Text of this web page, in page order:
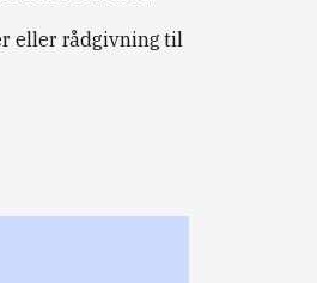
eller rådgivning til